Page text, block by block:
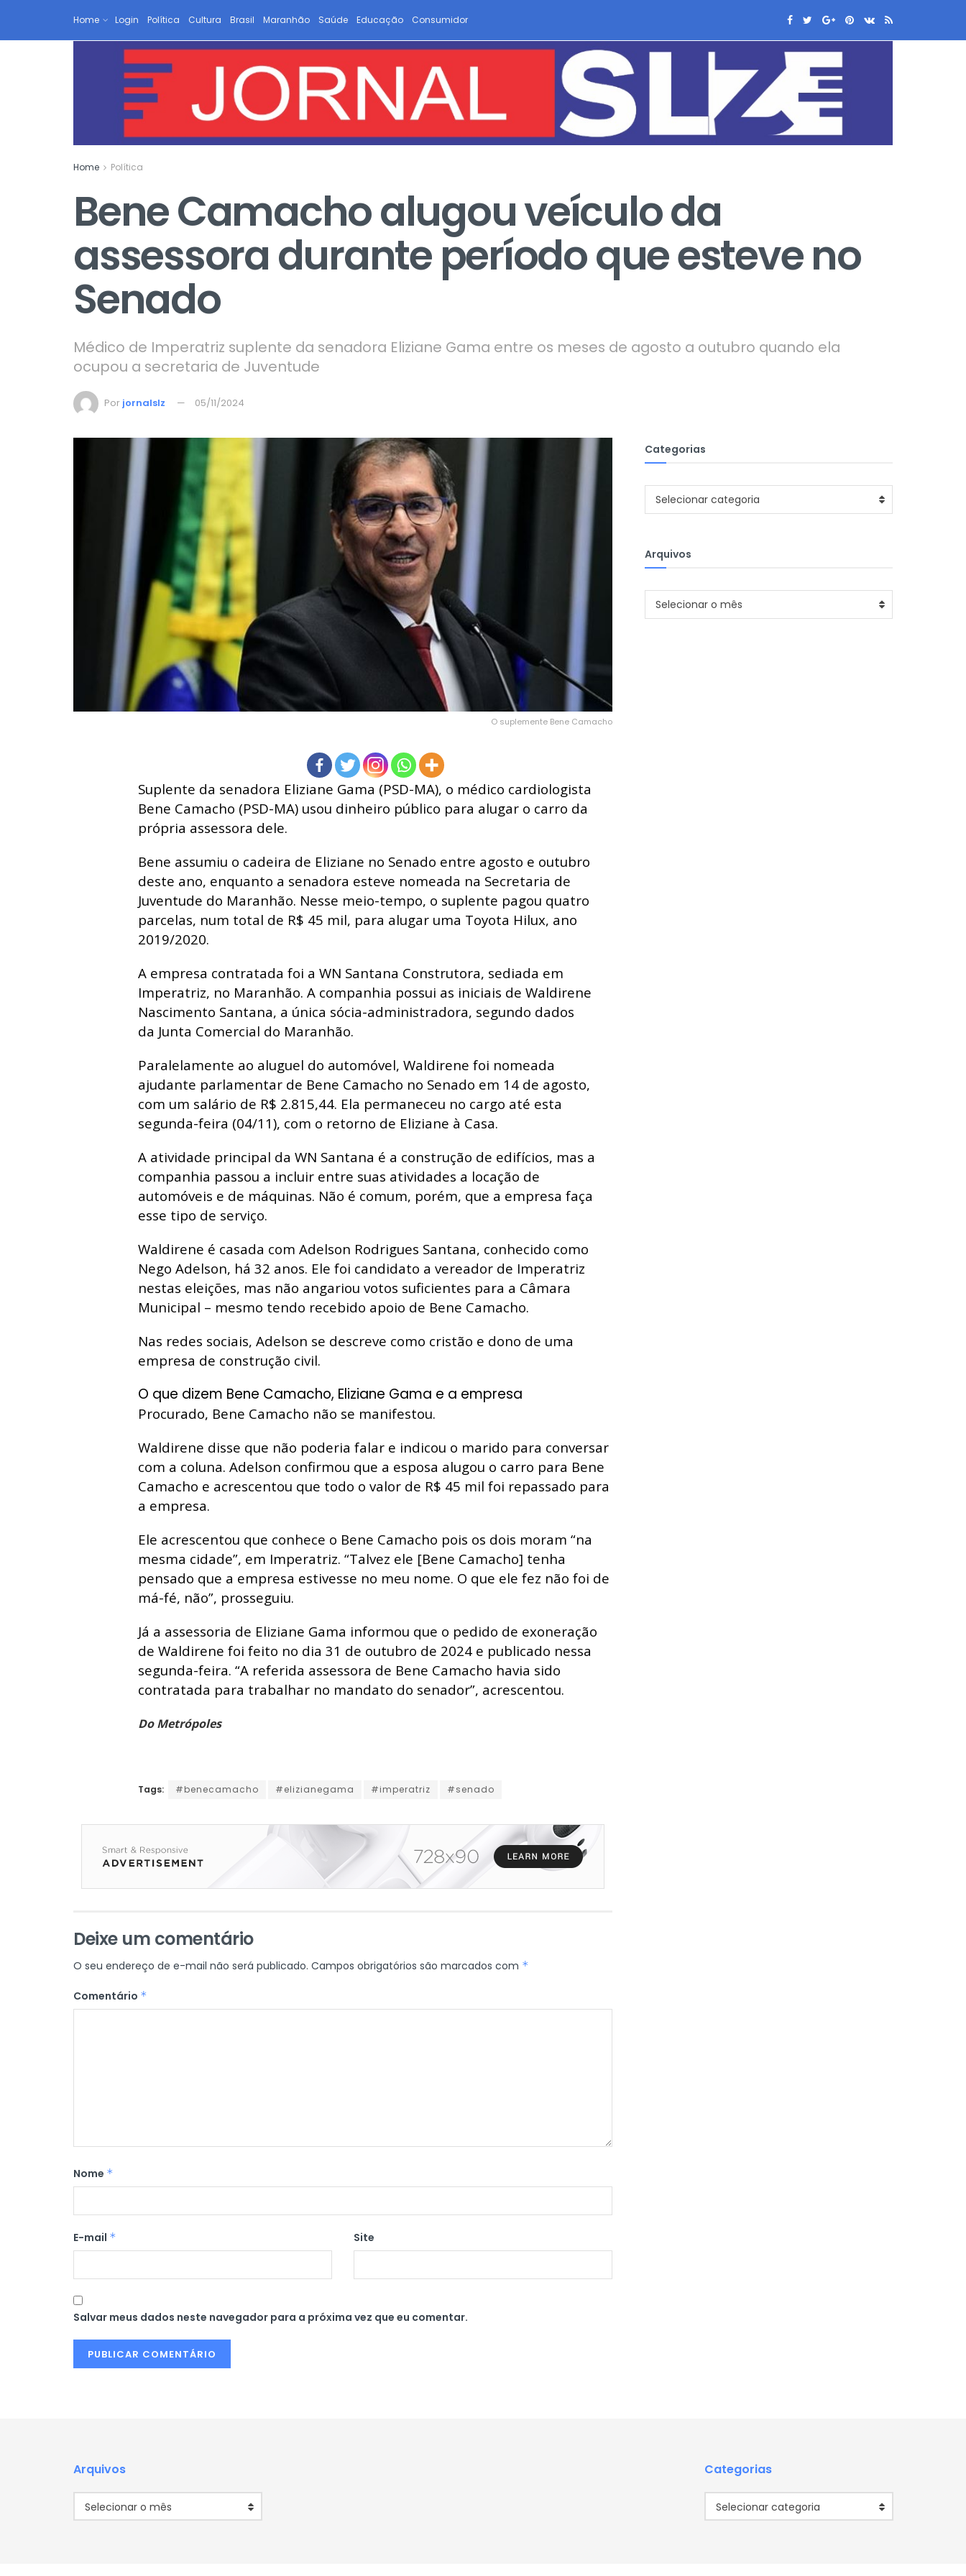
Home Login Política Cultura Brasil Maranhão Saúde Educação Consumidor
Home Política
Bene Camacho alugou veículo da
assessora durante período que esteve no
Senado
Médico de Imperatriz suplente da senadora Eliziane Gama entre os meses de agosto a outubro quando ela
ocupou a secretaria de Juventude
Por jornalslz 05/11/2024
O suplemente Bene Camacho
Suplente da senadora Eliziane Gama (PSD-MA), o médico cardiologista
Bene Camacho (PSD-MA) usou dinheiro público para alugar o carro da
própria assessora dele.
Bene assumiu o cadeira de Eliziane no Senado entre agosto e outubro
deste ano, enquanto a senadora esteve nomeada na Secretaria de
Juventude do Maranhão. Nesse meio-tempo, o suplente pagou quatro
parcelas, num total de R$ 45 mil, para alugar uma Toyota Hilux, ano
2019/2020.
A empresa contratada foi a WN Santana Construtora, sediada em
Imperatriz, no Maranhão. A companhia possui as iniciais de Waldirene
Nascimento Santana, a única sócia-administradora, segundo dados
da Junta Comercial do Maranhão.
Paralelamente ao aluguel do automóvel, Waldirene foi nomeada
ajudante parlamentar de Bene Camacho no Senado em 14 de agosto,
com um salário de R$ 2.815,44. Ela permaneceu no cargo até esta
segunda-feira (04/11), com o retorno de Eliziane à Casa.
A atividade principal da WN Santana é a construção de edifícios, mas a
companhia passou a incluir entre suas atividades a locação de
automóveis e de máquinas. Não é comum, porém, que a empresa faça
esse tipo de serviço.
Waldirene é casada com Adelson Rodrigues Santana, conhecido como
Nego Adelson, há 32 anos. Ele foi candidato a vereador de Imperatriz
nestas eleições, mas não angariou votos suficientes para a Câmara
Municipal – mesmo tendo recebido apoio de Bene Camacho.
Nas redes sociais, Adelson se descreve como cristão e dono de uma
empresa de construção civil.
O que dizem Bene Camacho, Eliziane Gama e a empresa
Procurado, Bene Camacho não se manifestou.
Waldirene disse que não poderia falar e indicou o marido para conversar
com a coluna. Adelson confirmou que a esposa alugou o carro para Bene
Camacho e acrescentou que todo o valor de R$ 45 mil foi repassado para
a empresa.
Ele acrescentou que conhece o Bene Camacho pois os dois moram “na
mesma cidade”, em Imperatriz. “Talvez ele [Bene Camacho] tenha
pensado que a empresa estivesse no meu nome. O que ele fez não foi de
má-fé, não”, prosseguiu.
Já a assessoria de Eliziane Gama informou que o pedido de exoneração
de Waldirene foi feito no dia 31 de outubro de 2024 e publicado nessa
segunda-feira. “A referida assessora de Bene Camacho havia sido
contratada para trabalhar no mandato do senador”, acrescentou.
Do Metrópoles
Tags: #benecamacho #elizianegama #imperatriz #senado
Deixe um comentário
O seu endereço de e-mail não será publicado. Campos obrigatórios são marcados com *
Comentário *
Nome *
E-mail * Site
Salvar meus dados neste navegador para a próxima vez que eu comentar.
Categorias
Categorias
Selecionar categoria
Arquivos
Arquivos
Selecionar o mês
Arquivos
Arquivos
Selecionar o mês
Categorias
Categorias
Selecionar categoria